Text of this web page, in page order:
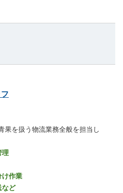
果を扱う物流業務全般を担当し
理
け作業
など